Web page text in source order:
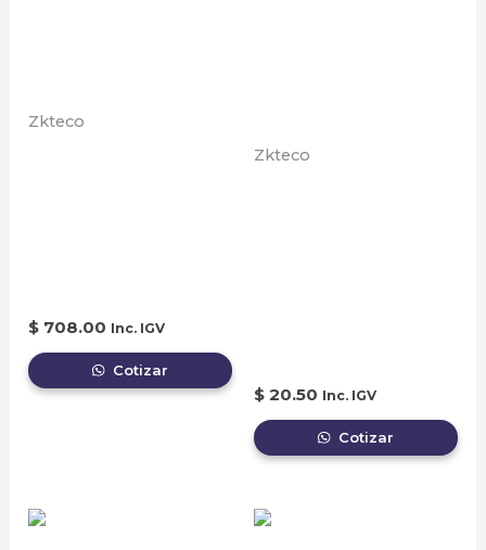
Zkteco
$ 708.00 Inc. IGV
Cotizar
Zkteco
$ 20.50 Inc. IGV
Cotizar